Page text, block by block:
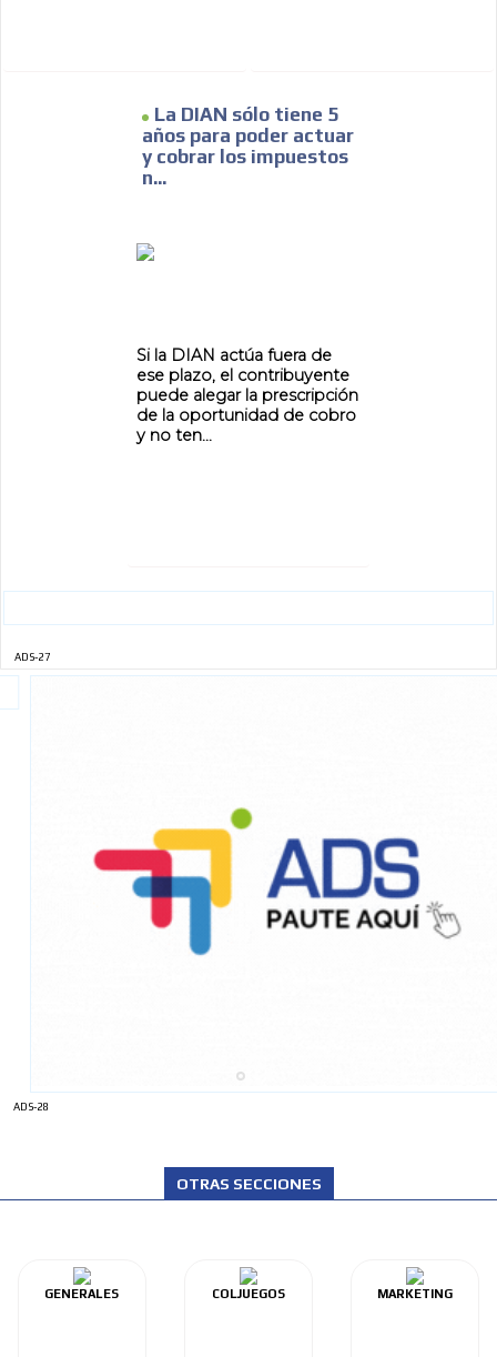
La DIAN sólo tiene 5
años para poder actuar
y cobrar los impuestos
n...
Si la DIAN actúa fuera de
ese plazo, el contribuyente
puede alegar la prescripción
de la oportunidad de cobro
y no ten...
ADS-27
ADS-28
OTRAS SECCIONES
GENERALES COLJUEGOS MARKETING